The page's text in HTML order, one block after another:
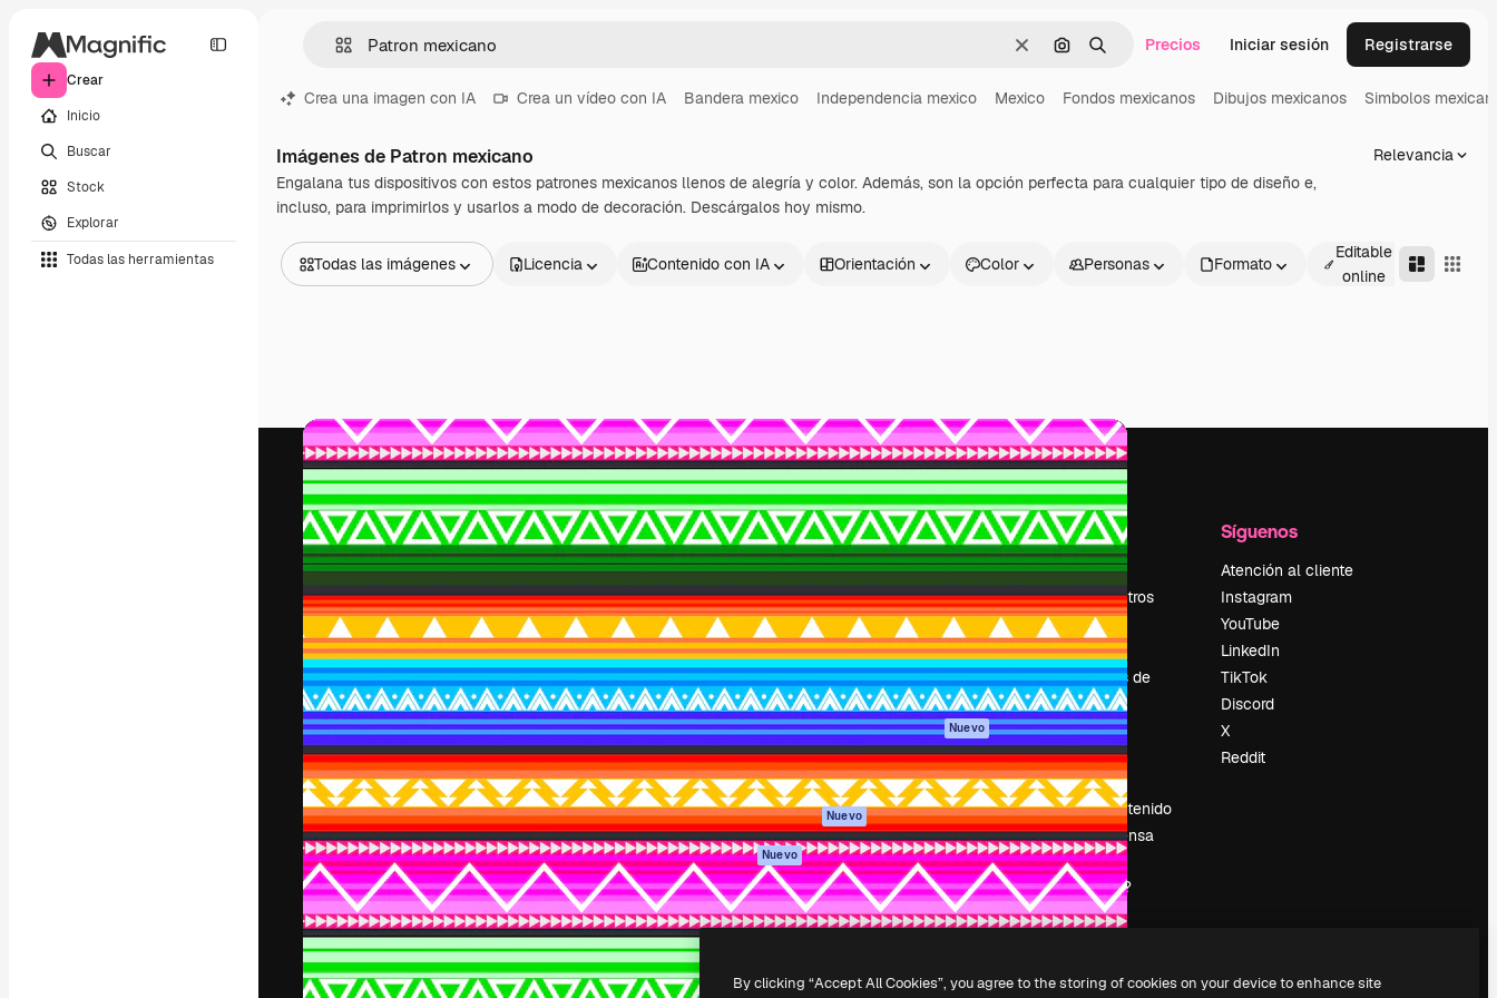
Crear
Inicio
Buscar
Stock
Explorar
Todas las herramientas
BorrarBuscar por imagen
BuscarPrecios Iniciar sesión Registrarse
Crea una imagen con IA Crea un vídeo con IA Bandera mexico Independencia mexico Mexico Fondos mexicanos Dibujos mexicanos Simbolos
Imágenes de Patron mexicano
Engalana tus dispositivos con estos patrones mexicanos llenos de alegría y color. Además, son la opción perfecta para cualquier tipo de diseño e,
incluso, para imprimirlos y usarlos a modo de decoración. Descárgalos hoy mismo.
Relevancia
Todas las imágenes
Vídeos
Clips de vídeo
Motion graphics
Plantillas de vídeos
Iconos
Modelos 3D
Fuentes
Licencia Contenido con IA Orientación Color Personas Formato
Editable
online
La plataforma creativa para dirigir tu mejor
trabajo. Más de un millón de suscriptores
entre creativos, empresas, agencias y
estudios.
Español
Productos
Spaces
Asistente de IA
Generador de
imágenes
Generador de
vídeos
Texto a voz
Contenido de
stock
MCP para
Claude/ChatGPT
Nuevo
Agentes Nuevo
API
App móvil
Todas las
Información útil
Academy
Documentación
Soporte
Términos de uso
Política de
privacidad
Originales Nuevo
Política de cookies
Centro de
confianza
Afiliados
Empresas
Empresa
Precios
Sobre nosotros
Reviews
Empleo
Tendencias de
búsqueda
Blog
Eventos
Slidesgo
Vender contenido
Sala de prensa
¿Buscas
magnific.ai?
Síguenos
Atención al cliente
Instagram
YouTube
LinkedIn
TikTok
Discord
X
Reddit
By clicking “Accept All Cookies”, you agree to the storing of cookies on your device to enhance site